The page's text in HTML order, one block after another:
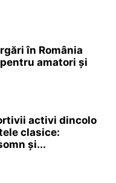
în România
amatori și
activi dincolo
clasice:
și...